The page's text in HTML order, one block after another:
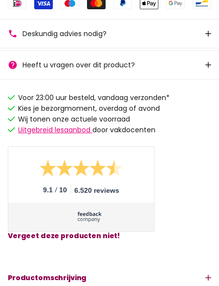
Deskundig advies nodig?
Heeft u vragen over dit product?
Voor 23:00 uur besteld, vandaag verzonden*
Kies je bezorgmoment, overdag of avond
Wij tonen onze actuele voorraad
Uitgebreid lesaanbod door vakdocenten
9.1 / 10 6.520 reviews
Vergeet deze producten niet!
Productomschrijving